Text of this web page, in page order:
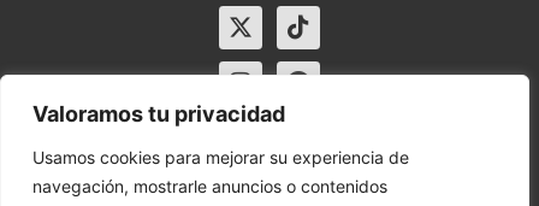
Valoramos tu privacidad
Usamos cookies para mejorar su experiencia de
navegación, mostrarle anuncios o contenidos
X-
twitter
Tiktok
InstagramFacebook
Horario: Lun-Vie de 10:00-13:30 y 17:00-20:00 – Sáb de